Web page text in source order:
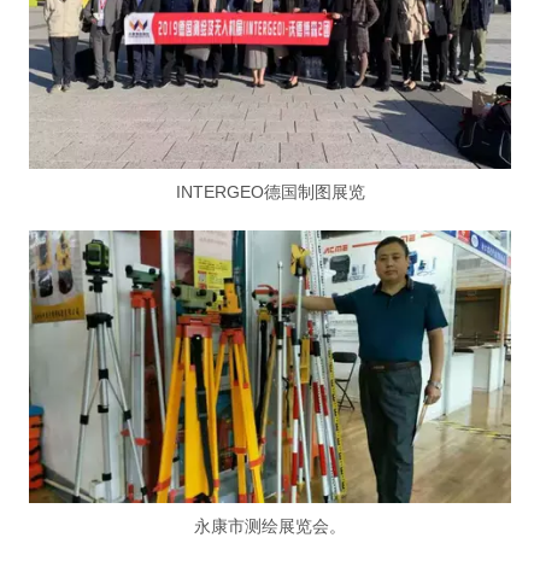
INTERGEO德国制图展览
永康市测绘展览会。